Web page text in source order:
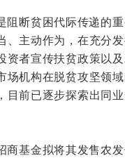
断贫困代际传递的
主动作为，在充分
者宣传扶贫政策以
机构在脱贫攻坚领
前已逐步探索出同
基金拟将其发售农发